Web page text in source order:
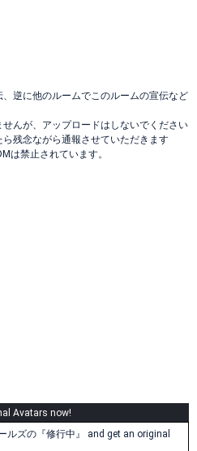
逆に他のルームでこのルームの宣伝など
んが、アップロードはしないでください
残念ながら通報させていただきます
は禁止されています。
Avatars now!
ルズの『修行中』 and get an original